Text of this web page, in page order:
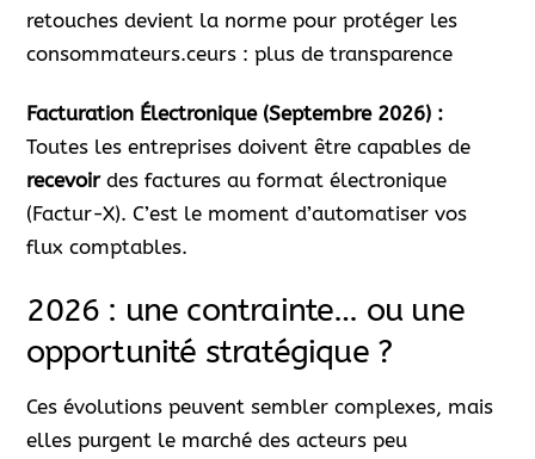
retouches devient la norme pour protéger les
consommateurs.ceurs : plus de transparence
Facturation Électronique (Septembre 2026) :
Toutes les entreprises doivent être capables de
recevoirdes factures au format électronique
(Factur-X). C’est le moment d’automatiser vos
flux comptables.
2026 : une contrainte… ou une
opportunité stratégique ?
Ces évolutions peuvent sembler complexes, mais
elles purgent le marché des acteurs peu